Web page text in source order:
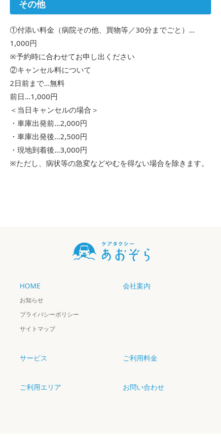
その他
①付添い料金（病院その他、買物等／30分までごと）…
1,000円
※予約時に合わせてお申し出ください
②キャンセル料について
2日前まで…無料
前日…1,000円
＜当日キャンセルの場合＞
・車庫出発前…2,000円
・車庫出発後…2,500円
・現地到着後…3,000円
※ただし、病状等の急変などやむを得ない場合を除きます。
HOME
お知らせ
プライバシーポリシー
サイトマップ
会社案内
サービス ご利用料金
ご利用エリア お問い合わせ